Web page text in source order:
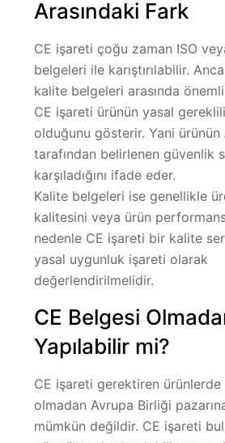
Arasındaki Fark
CE işareti çoğu zaman ISO
belgeleri ile karıştırılabilir.
kalite belgeleri arasında
CE işareti ürünün yasal
olduğunu gösterir. Yani
tarafından belirlenen güvenlik
karşıladığını ifade eder.
Kalite belgeleri ise genellikle
kalitesini veya ürün
nedenle CE işareti bir kalite
yasal uygunluk işareti olarak
değerlendirilmelidir.
CE Belgesi
Yapılabilir mi?
CE işareti gerektiren ürünlerde
olmadan Avrupa Birliği
mümkün değildir. CE işareti